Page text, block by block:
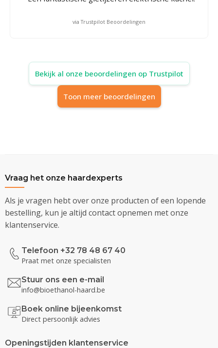
via Trustpilot Beoordelingen
Bekijk al onze beoordelingen op Trustpilot
Toon meer beoordelingen
Vraag het onze haardexperts
Als je vragen hebt over onze producten of een lopende
bestelling, kun je altijd contact opnemen met onze
klantenservice.
Telefoon +32 78 48 67 40
Praat met onze specialisten
Stuur ons een e-mail
info@bioethanol-haard.be
Boek online bijeenkomst
Direct persoonlijk advies
Openingstijden klantenservice